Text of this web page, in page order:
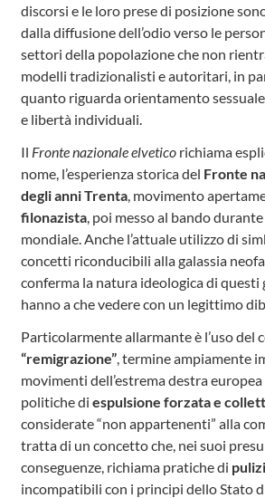
discorsi e le loro prese di posizione
dalla diffusione dell’odio verso le
settori della popolazione che non
modelli tradizionalisti e autoritari, in
quanto riguarda orientamento
e libertà individuali.
Il Fronte nazionale elveticorichiama
nome, l’esperienza storica del Fronte
degli anni Trenta, movimento
filonazista, poi messo al bando
mondiale. Anche l’attuale utilizzo di
concetti riconducibili alla galassia
conferma la natura ideologica di questi
hanno a che vedere con un legittimo
Particolarmente allarmante è l’uso del
“remigrazione”, termine ampiamente
movimenti dell’estrema destra
politiche di espulsione forzata e
considerate “non appartenenti” alla
tratta di un concetto che, nei suoi
conseguenze, richiama pratiche di
incompatibili con i principi dello Stato